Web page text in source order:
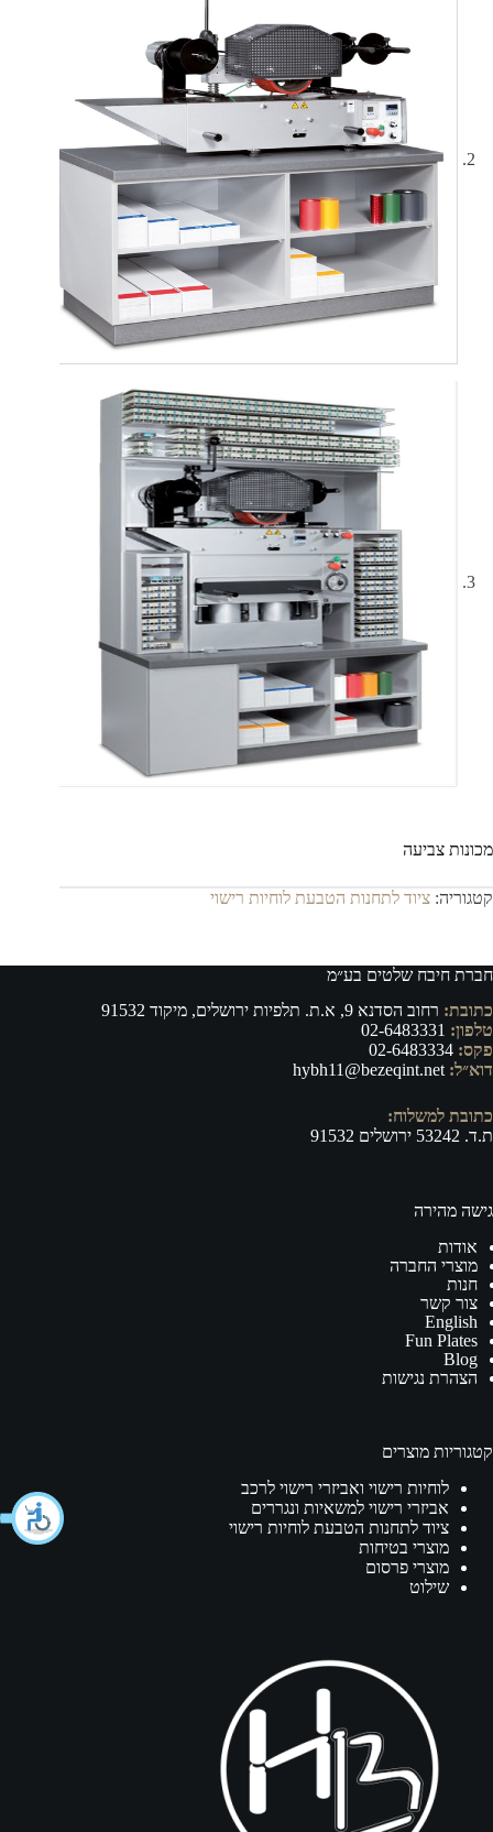
מכונות צביעה
קטגוריה: ציוד לתחנות הטבעת לוחיות רישוי
חברת חיבח שלטים בע״מ
כתובת: רחוב הסדנא 9, א.ת. תלפיות ירושלים, מיקוד 91532
טלפון: 02-6483331
פקס:
דוא״ל: hybh11@bezeqint.net
כתובת למשלוח:
ת.ד. 53242 ירושלים 91532
גישה מהירה
אודות
מוצרי החברה
חנות
צור קשר
English
Fun Plates
Blog
הצהרת נגישות
קטגוריות מוצרים
לוחיות רישוי ואביזרי רישוי לרכב
אביזרי רישוי למשאיות ונגררים
ציוד לתחנות הטבעת לוחיות רישוי
מוצרי בטיחות
מוצרי פרסום
שילוט